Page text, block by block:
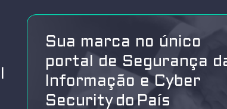
Sua marca no único
portal de Segurança
Informação e Cyber
Security do País